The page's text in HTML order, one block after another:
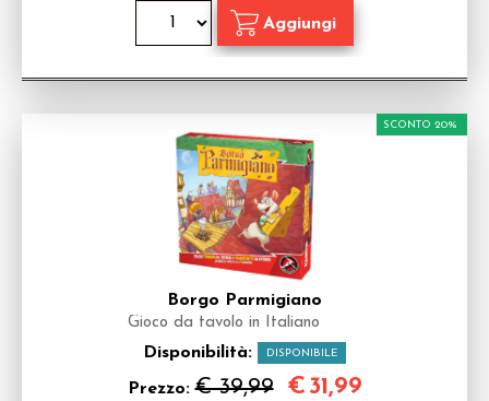
Borgo Parmigiano
Gioco da tavolo in Italiano
Disponibilità: DISPONIBILE
Prezzo:€ 39,99
SCONTO 20%
€ 31,99